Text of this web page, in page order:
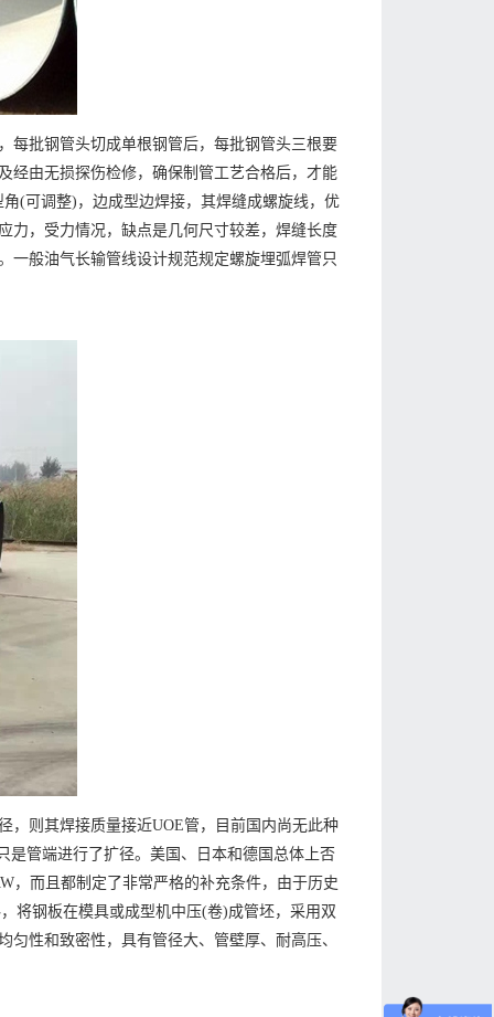
每批钢管头切成单根钢管后，每批钢管头三根要
经由无损探伤检修，确保制管工艺合格后，才能
(可调整)，边成型边焊接，其焊缝成螺旋线，优
力，受力情况，缺点是几何尺寸较差，焊缝长度
一般油气长输管线设计规范规定螺旋埋弧焊管只
，则其焊接质量接近UOE管，目前国内尚无此种
是管端进行了扩径。美国、日本和德国总体上否
，而且都制定了非常严格的补充条件，由于历史
将钢板在模具或成型机中压(卷)成管坯，采用双
性和致密性，具有管径大、管壁厚、耐高压、